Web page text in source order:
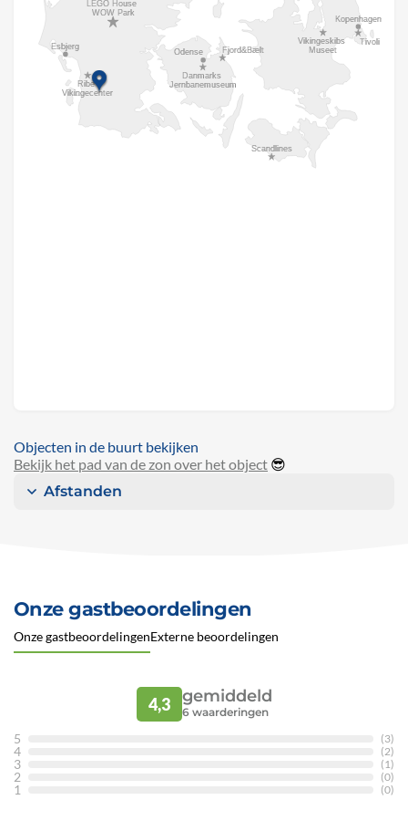
Objecten in de buurt bekijken
Bekijk het pad van de zon over het object 😎
Afstanden
Onze gastbeoordelingen
Onze gastbeoordelingenExterne beoordelingen
4,3 gemiddeld
6waarderingen
5 (3)
4 (2)
3 (1)
2 (0)
1 (0)